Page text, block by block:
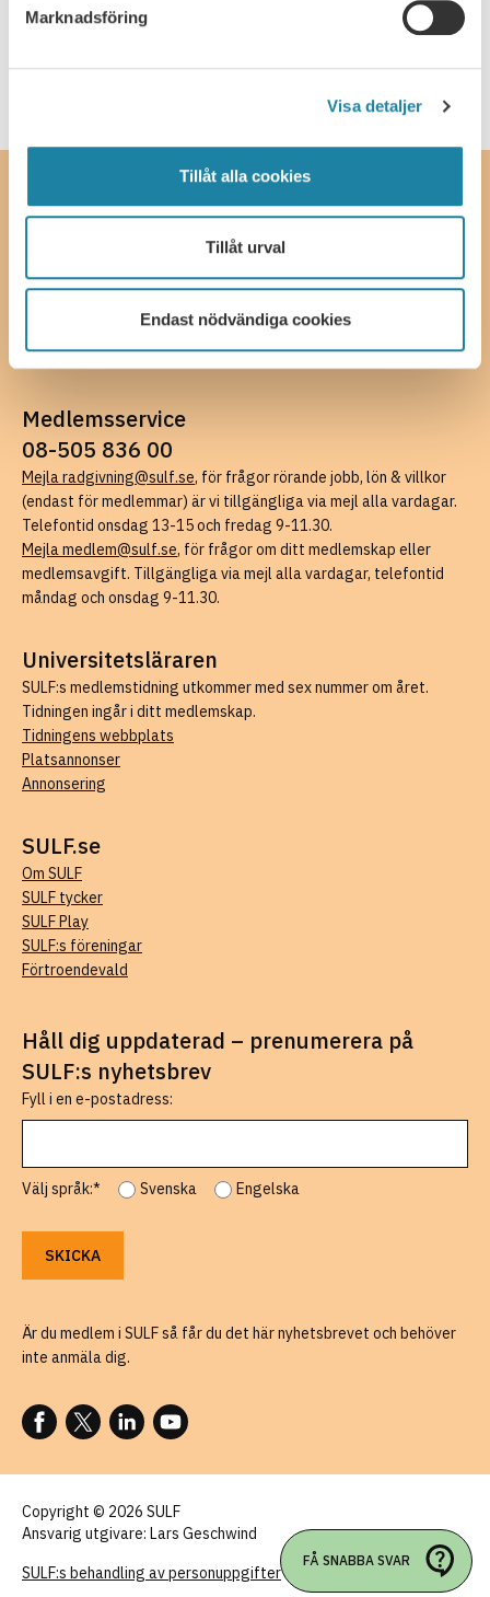
Marknadsföring
Visa detaljer
Tillåt alla cookies
Tillåt urval
Endast nödvändiga cookies
Webbsändning
Kontakta oss
SULF, Sveriges universitetslärare och forskare
Ferkens gränd 4, 111 30 Stockholm
08-505 836 00 (växel),kansli@sulf.se
Fler kontaktuppgifter
Faktureringsuppgifter
Medlemsservice
08-505 836 00
Mejla radgivning@sulf.se, för frågor rörande jobb, lön & villkor
(endast för medlemmar) är vi tillgängliga via mejl alla vardagar.
Telefontid onsdag 13-15 och fredag 9-11.30.
Mejla medlem@sulf.se, för frågor om ditt medlemskap eller
medlemsavgift. Tillgängliga via mejl alla vardagar, telefontid
måndag och onsdag 9-11.30.
Universitetsläraren
SULF:s medlemstidning utkommer med sex nummer om året.
Tidningen ingår i ditt medlemskap.
Tidningens webbplats
Platsannonser
Annonsering
SULF.se
Om SULF
SULF tycker
SULF Play
SULF:s föreningar
Förtroendevald
Håll dig uppdaterad – prenumerera på
SULF:s nyhetsbrev
Fyll i en e-postadress:
Välj språk:* Svenska Engelska
Är du medlem i SULF så får du det här nyhetsbrevet och behöver
inte anmäla dig.
FÖLJ OSS PÅ FACEBOOK
FÖLJ OSS PÅ X
FÖLJ OSS PÅ LINKEDIN
FÖLJ OSS PÅ YOUTUBE
Copyright © 2026 SULF
Ansvarig utgivare: Lars Geschwind
SULF:s behandling av personuppgifter
FÅ SNABBA SVAR